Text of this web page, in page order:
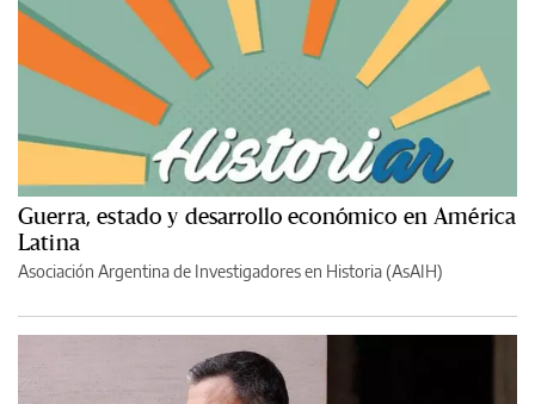
Guerra, estado y desarrollo económico en América
Latina
Asociación Argentina de Investigadores en Historia (AsAIH)